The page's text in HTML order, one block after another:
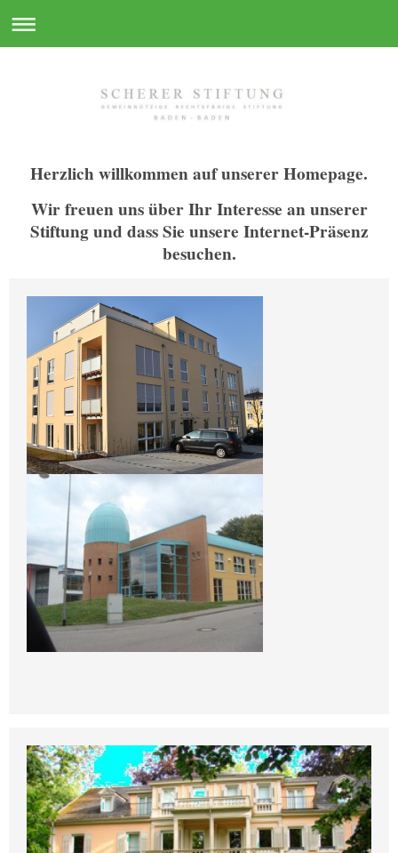
Herzlich willkommen auf unserer Homepage.
Wir freuen uns über Ihr Interesse an unserer
Stiftung und dass Sie unsere Internet-Präsenz
besuchen.